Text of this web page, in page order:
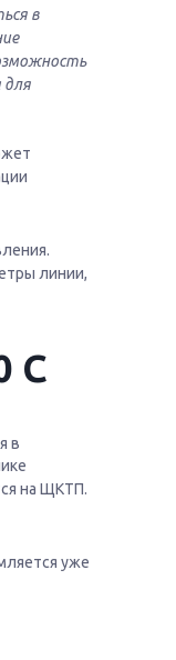
в
для
линии,
С
в
на ЩКТП.
уже